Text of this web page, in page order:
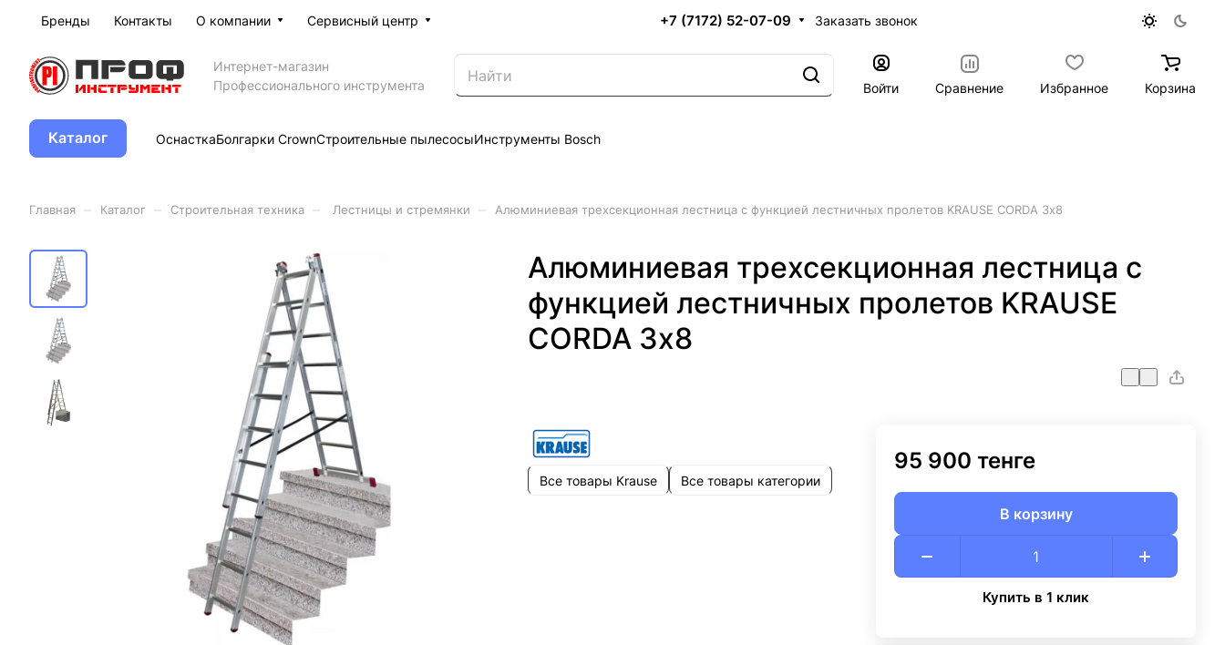
Бренды Контакты О компании Сервисный центр +7 (7172) 52-07-09 Заказать звонок
Интернет-магазин
Профессионального инструмента
Войти Сравнение Избранное Корзина
Каталог ОснасткаБолгарки CrownСтроительные пылесосыИнструменты Bosch
Главная Каталог Строительная техника Лестницы и стремянки Алюминиевая трехсекционная лестница с функцией лестничных пролетов KRAUSE CORDA 3х8
Алюминиевая трехсекционная лестница с
функцией лестничных пролетов KRAUSE
CORDA 3х8
Все товары Krause Все товары категории
95 900 тенге
В корзину
Купить в 1 клик